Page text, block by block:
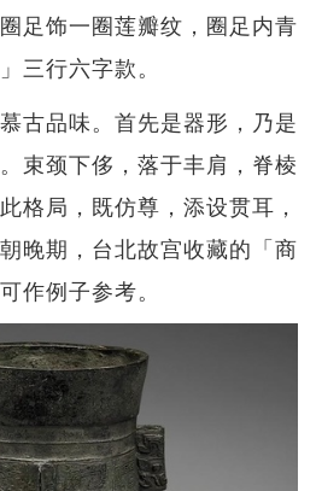
足饰一圈莲瓣纹，圈足内青
三行六字款。
古品味。首先是器形，乃是
束颈下侈，落于丰肩，脊棱
格局，既仿尊，添设贯耳，
晚期，台北故宫收藏的「商
作例子参考。